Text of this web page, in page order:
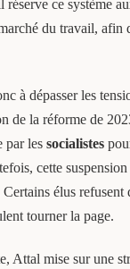
ce système
du travail, afin
à dépasser les
de la réforme de
par les socialistes
cette
élus refusent
tourner la page.
Attal mise sur une